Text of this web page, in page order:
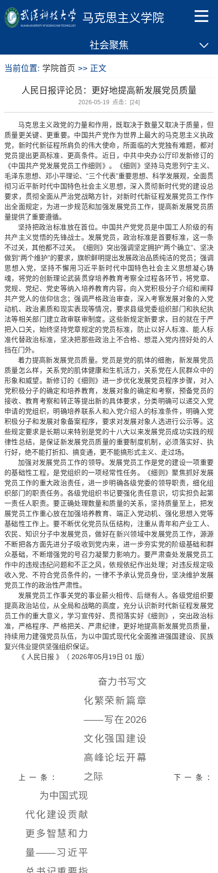
马克思主义学院
社会聚焦
当前位置: 学院首页 >> 正文
人民日报评论员：更好地提高新发展党员质量
2026-05-19 点击：[24]
马克思主义政党的力量和作用，既取决于数量又取决于质量，但
质量更关键、更重要。中国共产党作为世界上最大的马克思主义执政
党，新时代新征程所肩负的伟大使命，所面临的大党独有难题，都对
党员提出更高标准、更高条件。近日，中共中央办公厅印发新修订的
《中国共产党发展党员工作细则》。《细则》坚持马克思列宁主义、
毛泽东思想、邓小平理论、“三个代表”重要思想、科学发展观，全面贯
彻习近平新时代中国特色社会主义思想，深入贯彻新时代党的建设总
要求，贯彻全面从严治党战略方针，对新时代新征程发展党员工作作
出全面规定，为进一步规范和加强发展党员工作，提高新发展党员质
量提供了重要遵循。
坚持把政治标准放在首位。中国共产党党员是中国工人阶级的有
共产主义觉悟的先锋战士。发展党员，政治标准是首要标准，这一条
不过关，其他都不过关。《细则》突出强调坚定拥护“两个确立”、坚决
做到“两个维护”的要求，旗帜鲜明提出发展政治品质纯洁的党员；强调
思想入党，坚持不懈用习近平新时代中国特色社会主义思想凝心铸
魂，将党的创新理论武装贯穿培养教育考察全过程各环节，将党章、
党规、党纪、党史等纳入培养教育内容，向入党积极分子介绍和阐释
共产党人的信仰信念；强调严格政治审查，深入考察发展对象的入党
动机、政治素质和现实表现等情况，要求县级党委组织部门和执纪执
法等相关部门建立政审联审制度。这些新规定新要求，目的就在于严
把入口关，始终坚持党章规定的党员标准，防止以好人标准、能人标
准代替政治标准，坚决把那些政治上不合格、想混入党内捞好处的人
挡在门外。
着力提高新发展党员质量。党员是党的肌体的细胞，新发展党员
质量怎么样，关系党的肌体健康和生机活力，关系党在人民群众中的
形象和威望。新修订的《细则》进一步优化发展党员程序步骤，对入
党积极分子的确定和培养教育，发展对象的确定和考察，预备党员的
接收、教育考察和转正等提出新的具体要求，分类明确可以递交入党
申请的党组织，明确培养联系人和入党介绍人的标准条件，明确入党
积极分子和发展对象备案程序，要求对发展对象人选进行公示等。这
些规定要求是长期以来特别是党的十八大以来发展党员成功实践的规
律性总结，是保证新发展党员质量的重要制度机制，必须落实好、执
行好，绝不能打折扣、搞变通，更不能搞形式主义、走过场。
加强对发展党员工作的领导。发展党员工作是党的建设一项重要
的基础性工程，是党组织的一项经常性任务。《细则》聚焦抓好发展
党员工作的重大政治责任，进一步明确各级党委的领导职责，细化组
织部门的职责任务。各级党组织书记要强化责任意识，切实担负起第
一责任人职责。要正确处理数量和质量的关系，坚持质量至上，把发
展党员工作重心放在加强培养教育、端正入党动机、强化思想入党等
基础性工作上。要不断优化党员队伍结构，注重从青年和产业工人、
农民、知识分子中发展党员，做好在新兴领域中发展党员工作，源源
不断把各方面先进分子吸收到党内来，进一步夯实党的阶级基础和群
众基础，不断增强党的号召力凝聚力影响力。要严肃查处发展党员工
作中的违规违纪问题和不正之风，依规依纪作出处理；对违反规定吸
收入党、不符合党员条件的，一律不予承认党员身份，坚决维护发展
党员工作的政治性严肃性。
发展党员工作事关党的事业薪火相传、后继有人。各级党组织要
提高政治站位，从全局和战略的高度，充分认识新时代新征程发展党
员工作的重大意义，学习宣传好、贯彻落实好《细则》，突出政治标
准，严格程序、严格把关、严肃纪律，更好地提高新发展党员质量，
持续用力建强党员队伍，为以中国式现代化全面推进强国建设、民族
复兴伟业提供坚强组织保证。
《 人民日报 》（ 2026年05月19日 01 版）
上一条：
奋力书写文
化繁荣新篇章
——写在2026
文化强国建设
高峰论坛开幕
之际
下一条：
为中国式现
代化建设贡献
更多智慧和力
量——习近平